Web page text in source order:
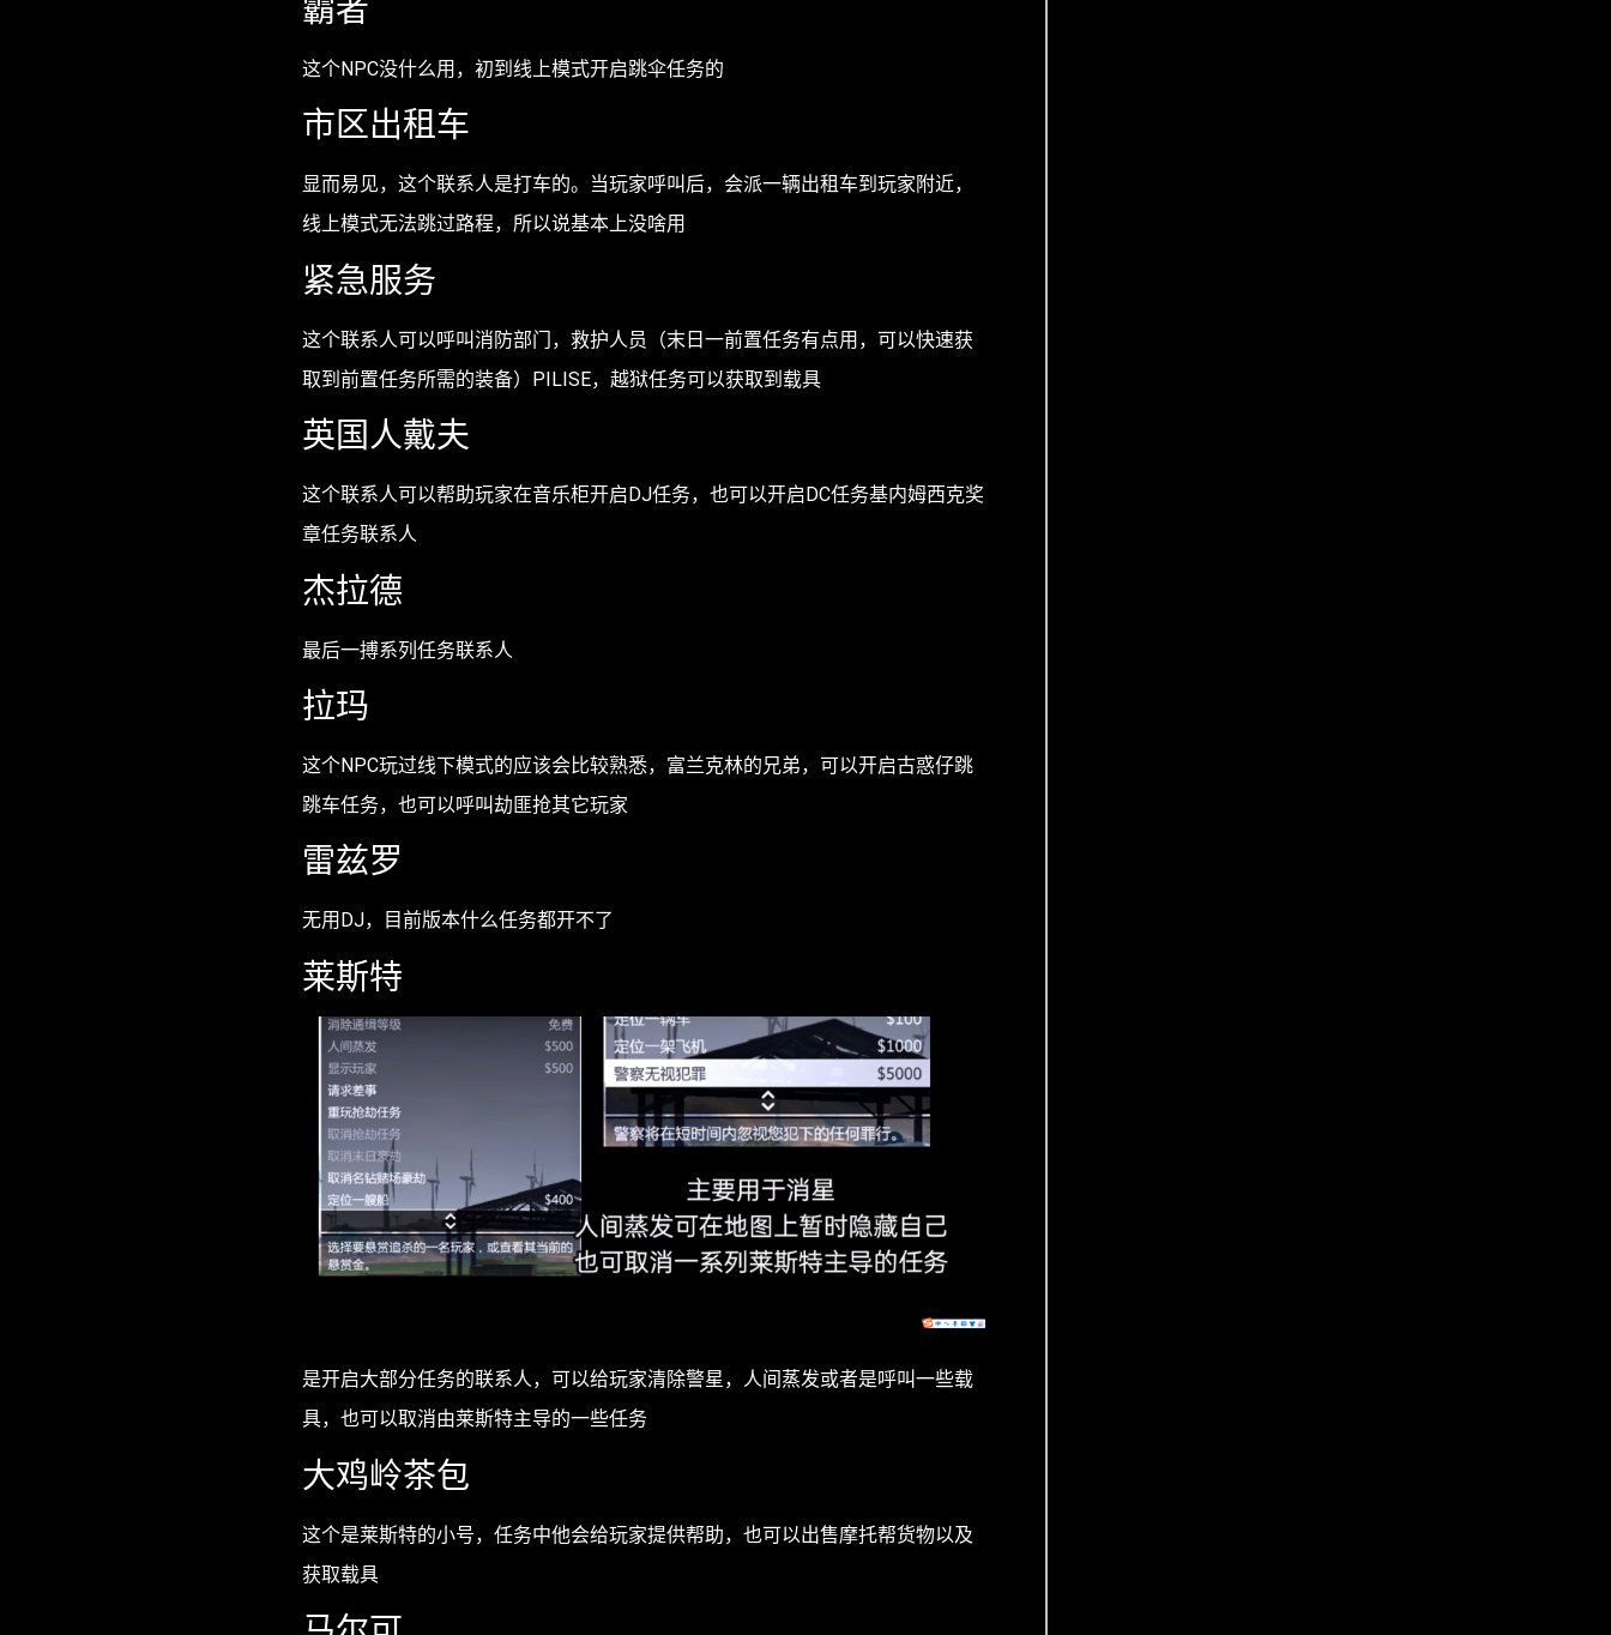
霸者
这个NPC没什么用，初到线上模式开启跳伞任务的
市区出租车
显而易见，这个联系人是打车的。当玩家呼叫后，会派一辆出租车到玩家附近，
线上模式无法跳过路程，所以说基本上没啥用
紧急服务
这个联系人可以呼叫消防部门，救护人员（末日一前置任务有点用，可以快速获
取到前置任务所需的装备）PILISE，越狱任务可以获取到载具
英国人戴夫
这个联系人可以帮助玩家在音乐柜开启DJ任务，也可以开启DC任务基内姆西克奖
章任务联系人
杰拉德
最后一搏系列任务联系人
拉玛
这个NPC玩过线下模式的应该会比较熟悉，富兰克林的兄弟，可以开启古惑仔跳
跳车任务，也可以呼叫劫匪抢其它玩家
雷兹罗
无用DJ，目前版本什么任务都开不了
莱斯特
是开启大部分任务的联系人，可以给玩家清除警星，人间蒸发或者是呼叫一些载
具，也可以取消由莱斯特主导的一些任务
大鸡岭茶包
这个是莱斯特的小号，任务中他会给玩家提供帮助，也可以出售摩托帮货物以及
获取载具